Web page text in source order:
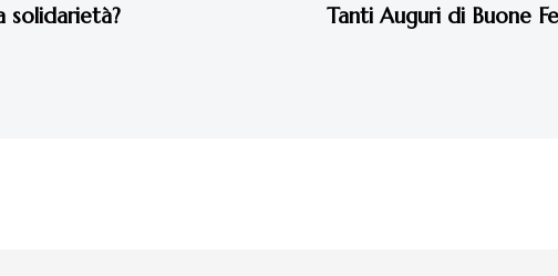
solidarietà? Tanti Auguri di Buone